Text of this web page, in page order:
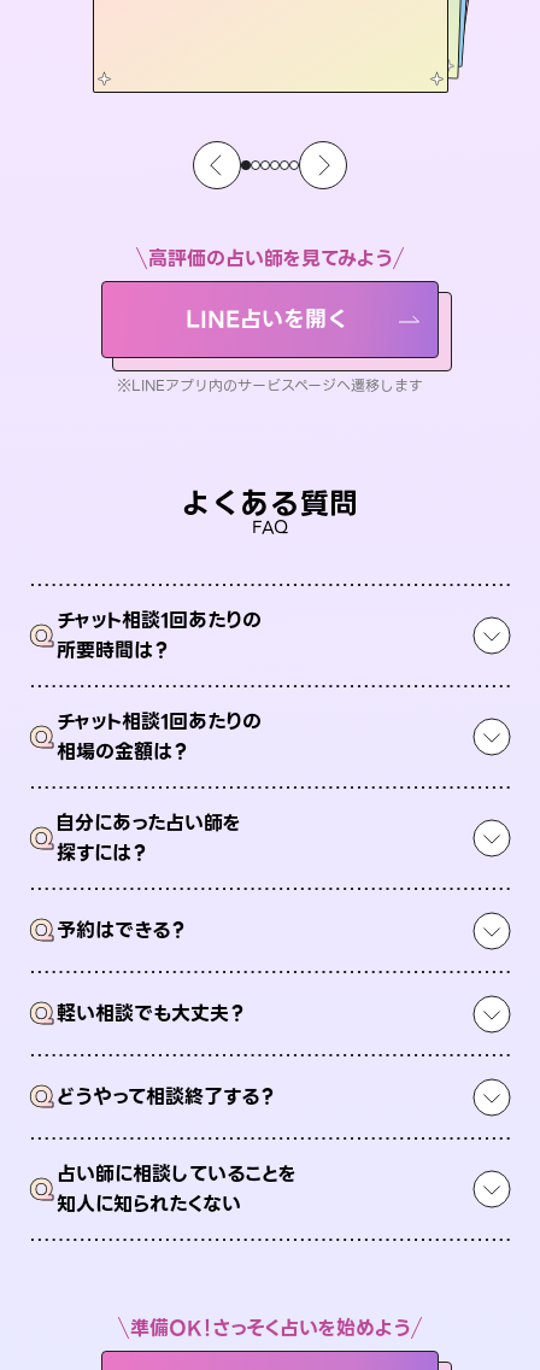
高評価の占い師を見てみよう
LINE占いを開く
※LINEアプリ内のサービスページへ遷移します
よくある質問
FAQ
Qチャット相談1回あたりの
所要時間は？
Qチャット相談1回あたりの
相場の金額は？
Q自分にあった占い師を
探すには？
Q予約はできる？
Q軽い相談でも大丈夫？
Qどうやって相談終了する？
Q占い師に相談していることを
知人に知られたくない
準備OK！さっそく占いを始めよう